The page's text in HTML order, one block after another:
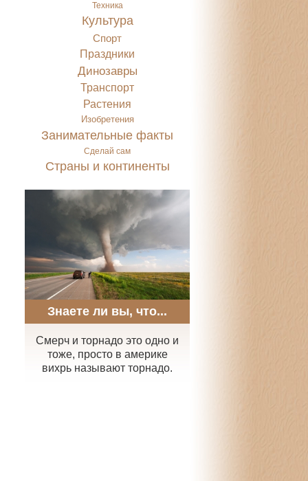
Техника
Культура
Спорт
Праздники
Динозавры
Транспорт
Растения
Изобретения
Занимательные факты
Сделай сам
Страны и континенты
Знаете ли вы, что...
Смерч и торнадо это одно и
тоже, просто в америке
вихрь называют торнадо.